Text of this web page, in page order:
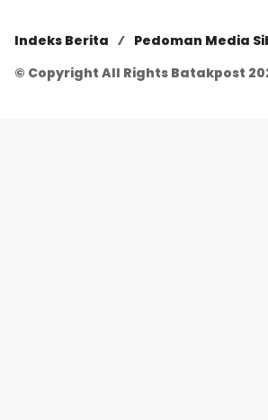
Indeks Berita
Pedoman Media
© Copyright All Rights Batakpost